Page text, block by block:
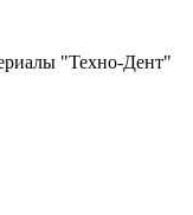
"Техно-Дент"